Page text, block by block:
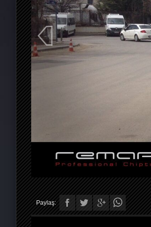
Paylaş: